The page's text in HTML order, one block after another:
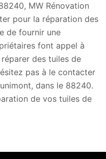
MW Rénovation
pour la réparation des
de fournir une
font appel à
réparer des tuiles de
pas à le contacter
dans le 88240.
de vos tuiles de